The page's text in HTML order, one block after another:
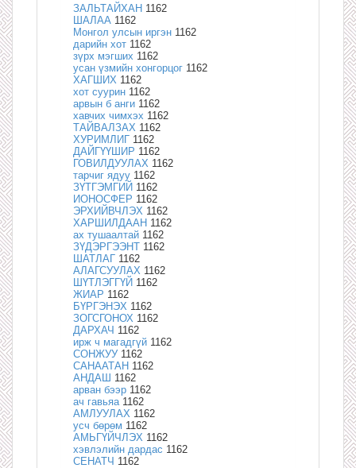
ЗАЛЬТАЙХАН 1162
ШАЛАА 1162
Монгол улсын иргэн 1162
дарийн хот 1162
зүрх мэгших 1162
усан үзмийн хонгорцог 1162
ХАГШИХ 1162
хот суурин 1162
арвын б анги 1162
хавчих чимхэх 1162
ТАЙВАЛЗАХ 1162
ХУРИМЛИГ 1162
ДАЙГҮҮШИР 1162
ГОВИЛДУУЛАХ 1162
тарчиг ядуу 1162
ЗҮТГЭМГИЙ 1162
ИОНОСФЕР 1162
ЭРХИЙВЧЛЭХ 1162
ХАРШИЛДААН 1162
ах тушаалтай 1162
ЗҮДЭРГЭЭНТ 1162
ШАТЛАГ 1162
АЛАГСУУЛАХ 1162
ШҮТЛЭГГҮЙ 1162
ЖИАР 1162
БҮРГЭНЭХ 1162
ЗОГСГОНОХ 1162
ДАРХАЧ 1162
ирж ч магадгүй 1162
СОНЖУУ 1162
САНААТАН 1162
АНДАШ 1162
арван бээр 1162
ач гавьяа 1162
АМЛУУЛАХ 1162
усч бөрөм 1162
АМЬГҮЙЧЛЭХ 1162
хэвлэлийн дардас 1162
СЕНАТЧ 1162